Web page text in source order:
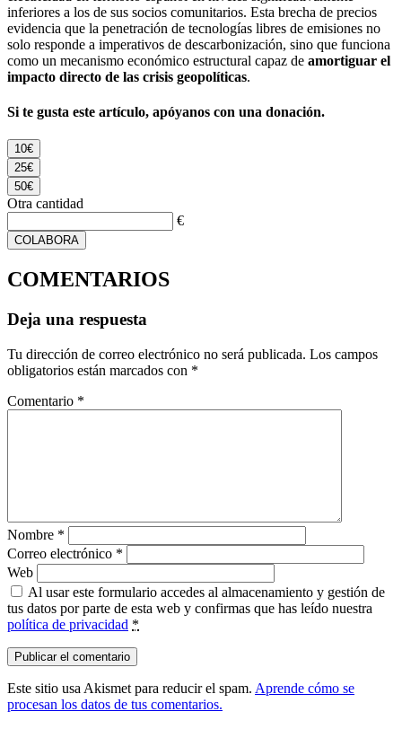
inferiores a los de sus socios comunitarios. Esta brecha de precios
evidencia que la penetración de tecnologías libres de emisiones no
solo responde a imperativos de descarbonización, sino que funciona
como un mecanismo económico estructural capaz de amortiguar el
impacto directo de las crisis geopolíticas.
Si te gusta este artículo, apóyanos con una donación.
10€
25€
50€
Otra cantidad
€
COLABORA
COMENTARIOS
Deja una respuesta
Tu dirección de correo electrónico no será publicada. Los campos
obligatorios están marcados con *
Comentario *
Nombre *
Correo electrónico *
Web
Al usar este formulario accedes al almacenamiento y gestión de
tus datos por parte de esta web y confirmas que has leído nuestra
política de privacidad *
Este sitio usa Akismet para reducir el spam. Aprende cómo se
procesan los datos de tus comentarios.